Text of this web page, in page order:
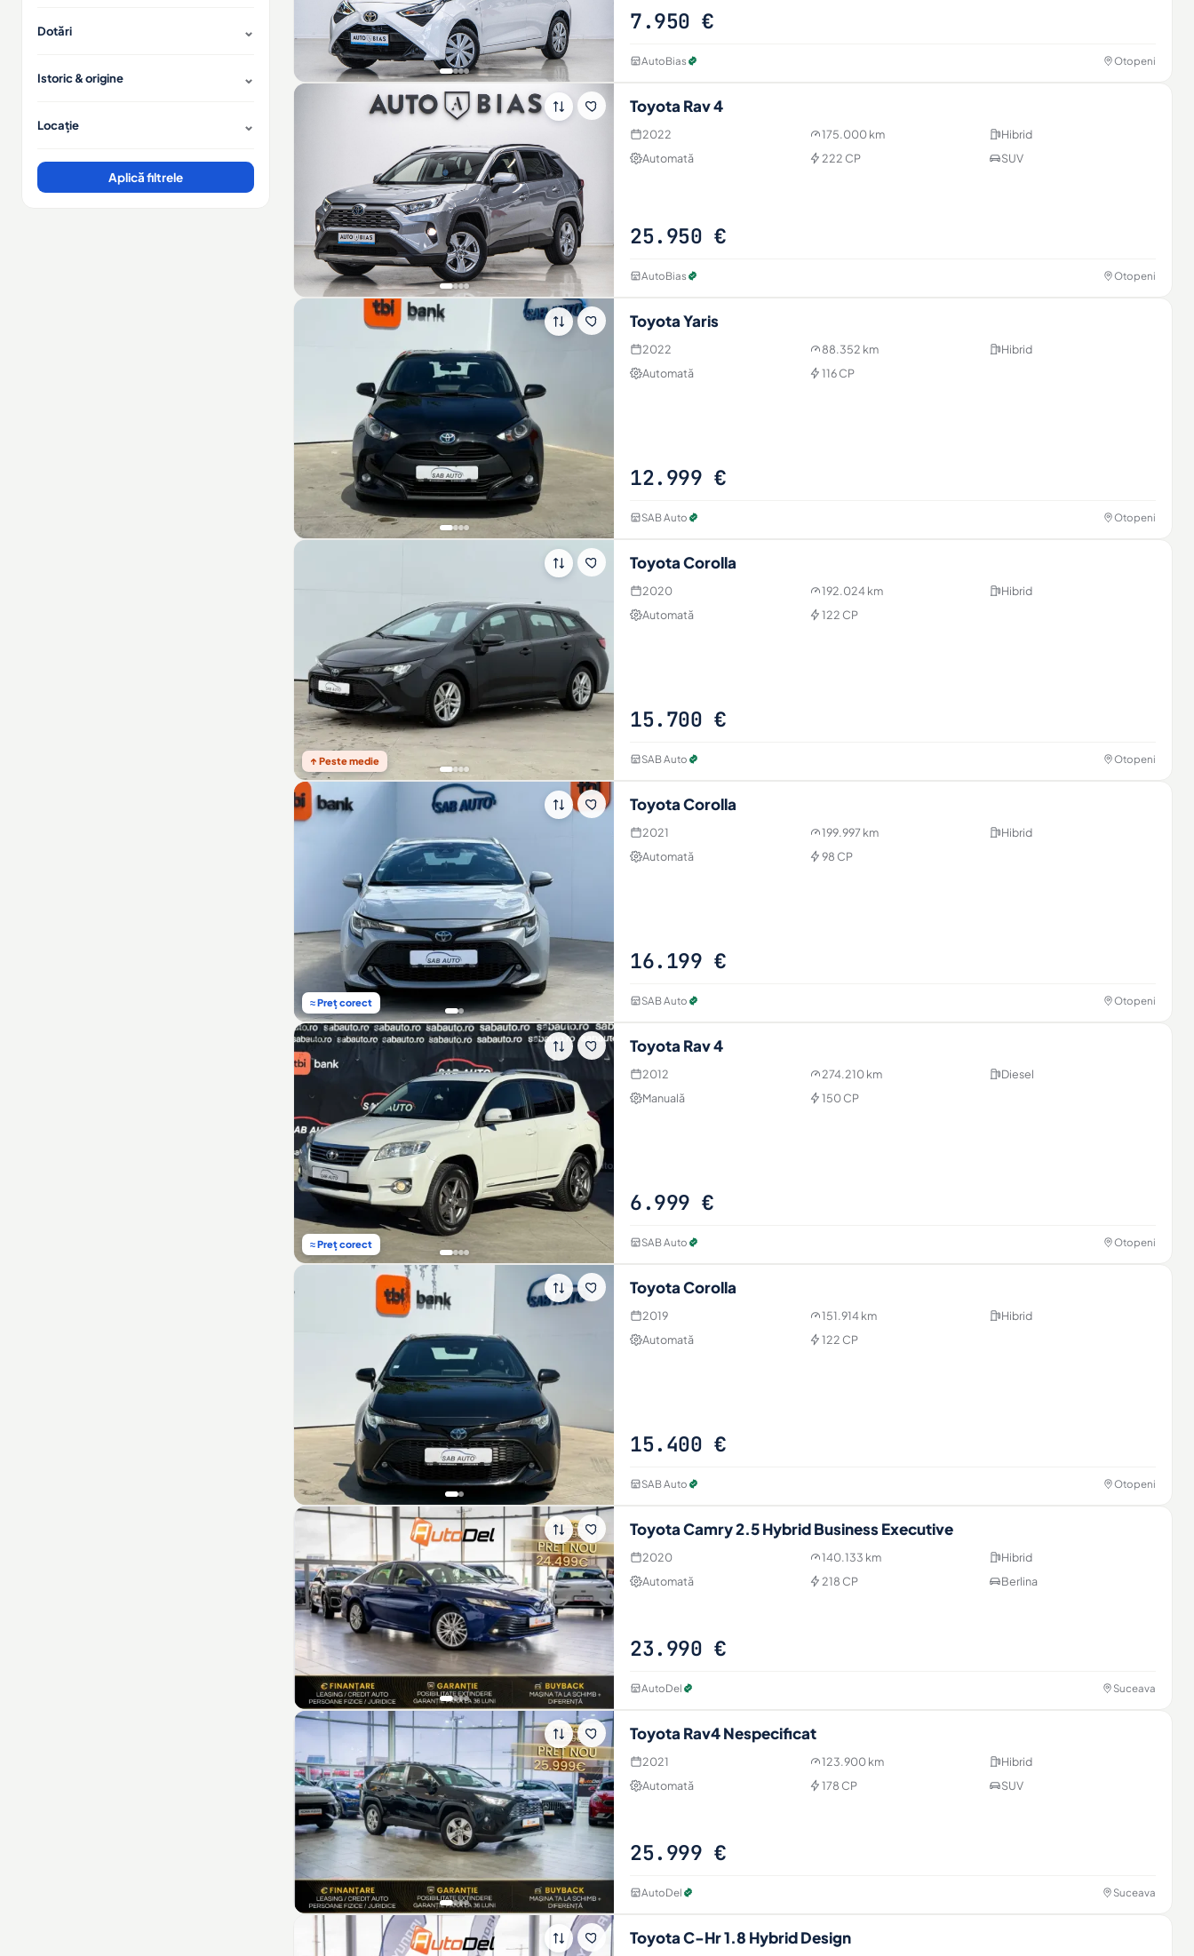
Dotări
Istoric & origine
Locație
Aplică filtrele
7.950 €
AutoBias Otopeni
Toyota Rav 4
2022 175.000 km
Hibrid
Automată
222 CP SUV
25.950 €
AutoBias Otopeni
Toyota Yaris
2022 88.352 km
Hibrid
Automată
116 CP
12.999 €
SAB Auto Otopeni
↑ Peste medie
Toyota Corolla
2020 192.024 km
Hibrid
Automată
122 CP
15.700 €
SAB Auto Otopeni
≈ Preț corect
Toyota Corolla
2021 199.997 km
Hibrid
Automată
98 CP
16.199 €
SAB Auto Otopeni
≈ Preț corect
Toyota Rav 4
2012 274.210 km
Diesel
Manuală
150 CP
6.999 €
SAB Auto Otopeni
Toyota Corolla
2019 151.914 km
Hibrid
Automată
122 CP
15.400 €
SAB Auto Otopeni
Toyota Camry 2.5 Hybrid Business Executive
2020 140.133 km
Hibrid
Automată
218 CP Berlina
23.990 €
AutoDel Suceava
Toyota Rav4 Nespecificat
2021 123.900 km
Hibrid
Automată
178 CP SUV
25.999 €
AutoDel Suceava
Toyota C-Hr 1.8 Hybrid Design